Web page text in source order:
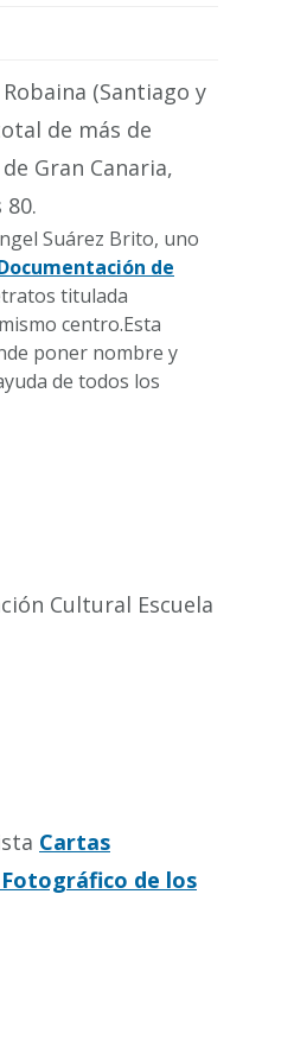
(Santiago y
de más de
Gran Canaria,
Suárez Brito, uno
de
titulada
centro.Esta
poner nombre y
de todos los
Cultural Escuela
Cartas
de los